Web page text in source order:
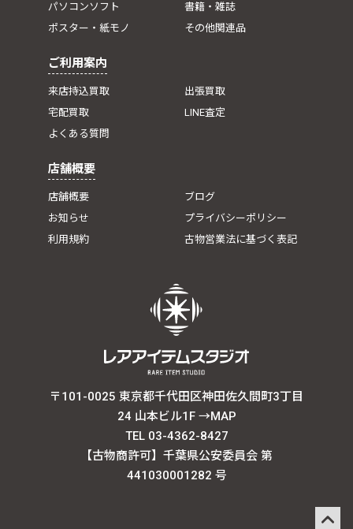
パソコンソフト
書籍・雑誌
ポスター・紙モノ
その他関連品
ご利用案内
来店持込買取
出張買取
宅配買取
LINE査定
よくある質問
店舗概要
店舗概要
ブログ
お知らせ
プライバシーポリシー
利用規約
古物営業法に基づく表記
〒101-0025 東京都千代田区神田佐久間町3丁目
24 山本ビル1F →MAP
TEL 03-4362-8427
【古物商許可】千葉県公安委員会 第
441030001282 号